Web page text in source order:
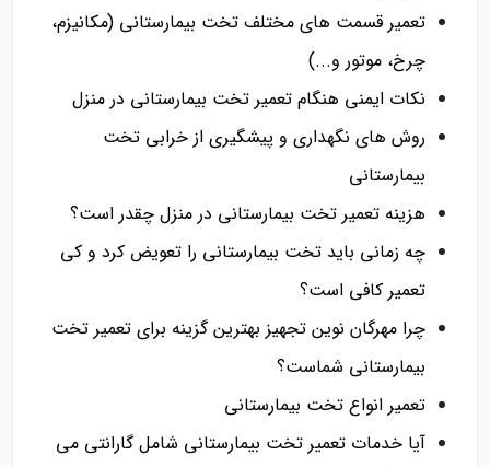
تعمیر قسمت‌ های مختلف تخت بیمارستانی (مکانیزم،
چرخ، موتور و...)
نکات ایمنی هنگام تعمیر تخت بیمارستانی در منزل
روش‌ های نگهداری و پیشگیری از خرابی تخت
بیمارستانی
هزینه تعمیر تخت بیمارستانی در منزل چقدر است؟
چه زمانی باید تخت بیمارستانی را تعویض کرد و کی
تعمیر کافی است؟
چرا مهرگان نوین تجهیز بهترین گزینه برای تعمیر تخت
بیمارستانی شماست؟
تعمیر انواع تخت بیمارستانی
آیا خدمات تعمیر تخت بیمارستانی شامل گارانتی می‌